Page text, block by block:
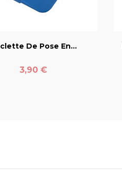
De Pose En...
Prix
3,90 €